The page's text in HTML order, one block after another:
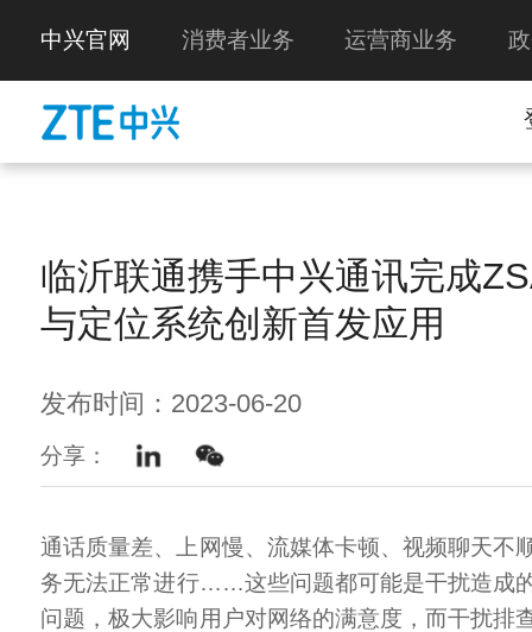
中兴官网 消费者业务 运营商业务
临沂联通携手中兴通讯完成
与定位系统创新首发应用
发布时间：2023-06-20
分享：
通话质量差、上网慢、流媒体卡顿、视频聊天不
务无法正常进行……这些问题都可能是干扰造成
问题，极大影响用户对网络的满意度，而干扰排